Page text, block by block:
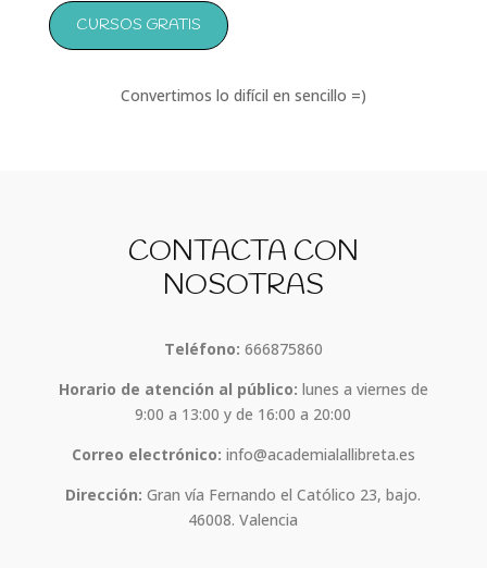
CURSOS GRATIS
Convertimos lo difícil en sencillo =)
CONTACTA CON
NOSOTRAS
Teléfono: 666875860
Horario de atención al público: lunes a viernes de
9:00 a 13:00 y de 16:00 a 20:00
Correo electrónico: info@academialallibreta.es
Dirección: Gran vía Fernando el Católico 23, bajo.
46008. Valencia